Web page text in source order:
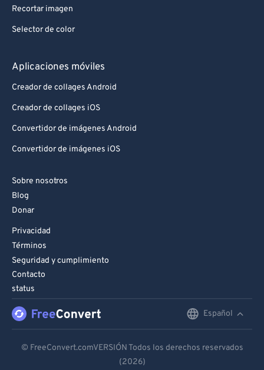
Recortar imagen
Selector de color
Aplicaciones móviles
Creador de collages Android
Creador de collages iOS
Convertidor de imágenes Android
Convertidor de imágenes iOS
Sobre nosotros
Blog
Donar
Privacidad
Términos
Seguridad y cumplimiento
Contacto
status
Español
Español
© FreeConvert.comVERSIÓN Todos los derechos reservados
(2026)